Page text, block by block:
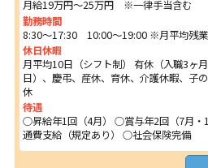
月給19万円～25万円 ※一律手当含む
勤務時間
8:30～17:30 10:00～19:00 ※月平均残
休日休暇
月平均10日（シフト制） 有休（入職3ヶ
日）、慶弔、産休、育休、介護休暇、子
休
待遇
○昇給年1回（4月） ○賞与年2回（7月
通費支給（規定あり） ○社会保険完備